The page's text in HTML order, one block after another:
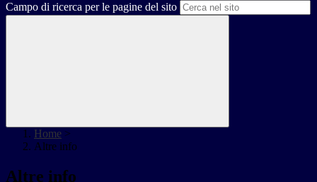
Campo di ricerca per le pagine del sito
Home >
Altre info
Altre info